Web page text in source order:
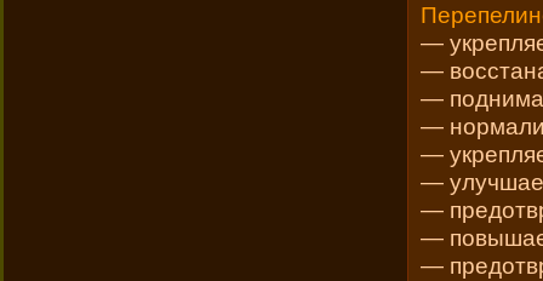
—
—
—
—
—
—
—
—
—